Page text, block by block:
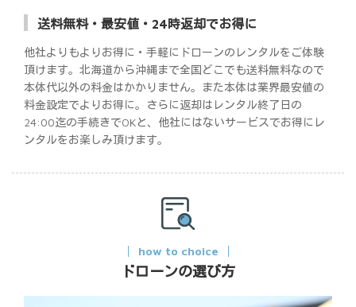
送料無料・最安値・24時返却でお得に
他社よりもよりお得に・手軽にドローンのレンタルをご体験
頂けます。北海道から沖縄まで全国どこでも送料無料なので
本体代以外の料金はかかりません。また本体は業界最安値の
料金設定でよりお得に。さらに返却はレンタル終了日の
24:00迄の手続きでOKと、他社にはないサービスでお得にレ
ンタルをお楽しみ頂けます。
how to choice
ドローンの選び方